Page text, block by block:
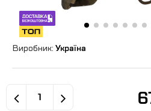
Виробник: Україна